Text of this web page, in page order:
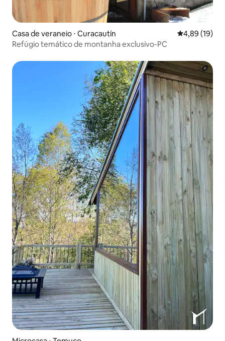
Casa de veraneio ⋅ Curacautín 4,89 de uma
4,89 (19)
Refúgio temático de montanha exclusivo-PC